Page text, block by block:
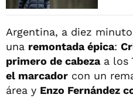
Argentina, a diez
una remontada épica:
primero de cabezaa los
el marcador con un
área y Enzo Fernández